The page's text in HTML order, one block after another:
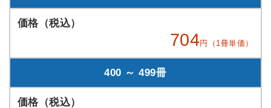
704円（1冊単価）
400 ～ 499冊